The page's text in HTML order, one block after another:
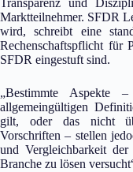
Transparenz und
Marktteilnehmer. SFDR
wird, schreibt eine
Rechenschaftspflicht
SFDR eingestuft sind.
„Bestimmte Aspekte
allgemeingültigen
gilt, oder das nicht
Vorschriften – stellen
und Vergleichbarkeit
Branche zu lösen